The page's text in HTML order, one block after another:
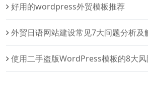
好用的wordpress外贸模板推荐
外贸日语网站建设常见7大问题分析及
使用二手盗版WordPress模板的8大